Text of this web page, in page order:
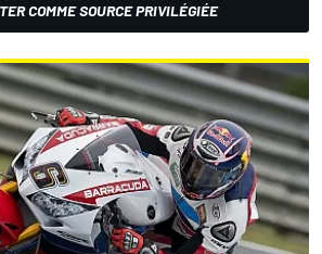
COMME SOURCE PRIVILÉGIÉE